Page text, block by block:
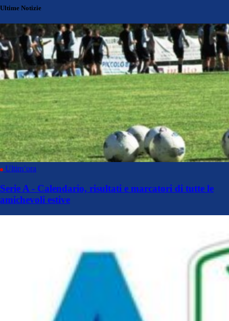
Ultime Notizie
Ultim’ora
Serie A - Calendario, risultati e marcatori di tutte le
amichevoli estive